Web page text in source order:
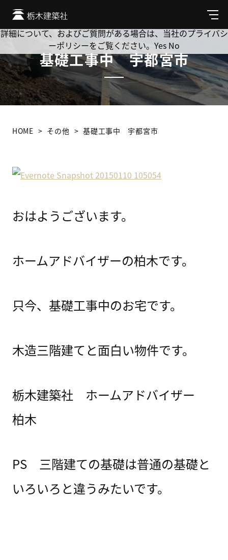
メ
ニ
ュ
基礎工事中 宇都宮市
HOME その他 基礎工事中 宇都宮市
おはようございます。
ホームアドバイザーの柏木です。
只今、基礎工事中のお宅です。
木造三階建てと面白い物件です。
栃木建築社 ホームアドバイザー
柏木
PS 三階建ての基礎は普通の基礎と
いろいろと違うみたいです。
Cookie を使用して、お客様の活動を追跡してもよろしいです
か? 当社ではお客様のプライバシーを極めて重視しています。
詳細について、およびご質問がある場合は、当社のプライバシ
ーポリシーをご覧ください。 Yes No